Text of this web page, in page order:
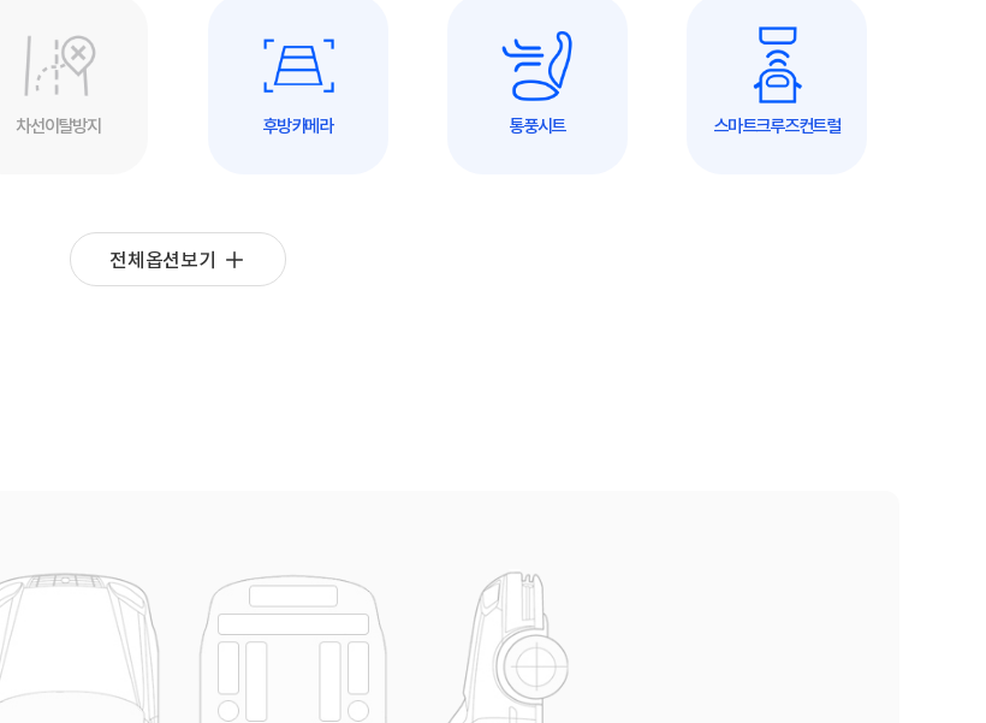
차선이탈방지 후방카메라 통풍시트 스마트크루즈컨트럴
전체옵션보기